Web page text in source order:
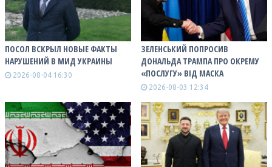
ПОСОЛ ВСКРЫЛ НОВЫЕ ФАКТЫ
НАРУШЕНИЙ В МИД УКРАИНЫ
2026-08-04 16:30
ЗЕЛЕНСЬКИЙ ПОПРОСИВ
ДОНАЛЬДА ТРАМПА ПРО ОКРЕМУ
«ПОСЛУГУ» ВІД МАСКА
2026-08-03 12:34